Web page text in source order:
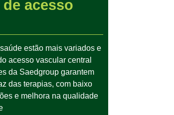
acesso
estão mais variados e
acesso vascular central
da Saedgroup garantem
das terapias, com baixo
e melhora na qualidade